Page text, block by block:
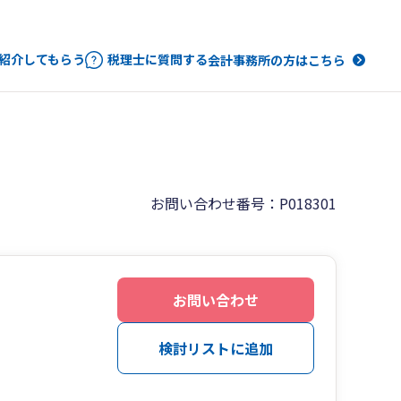
介してもらう 税理士に質問する会計事務所の方はこちら
お問い合わせ番号：P018301
お問い合わせ
検討リストに追加